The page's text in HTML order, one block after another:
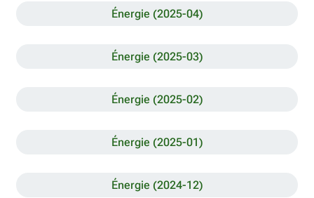
Énergie (2025-04)
Énergie (2025-03)
Énergie (2025-02)
Énergie (2025-01)
Énergie (2024-12)